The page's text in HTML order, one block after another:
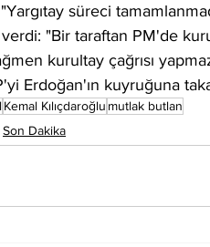
süreci
verdi: "Bir taraftan PM'de
kurultay çağrısı
Erdoğan'ın kuyruğuna
Kemal Kılıçdaroğlu mutlak butlan
Son Dakika